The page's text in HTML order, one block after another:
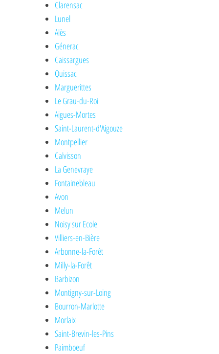
Clarensac
Lunel
Alès
Génerac
Caissargues
Quissac
Marguerittes
Le Grau-du-Roi
Aigues-Mortes
Saint-Laurent-d'Aigouze
Montpellier
Calvisson
La Genevraye
Fontainebleau
Avon
Melun
Noisy sur Ecole
Villiers-en-Bière
Arbonne-la-Forêt
Milly-la-Forêt
Barbizon
Montigny-sur-Loing
Bourron-Marlotte
Morlaix
Saint-Brevin-les-Pins
Paimboeuf